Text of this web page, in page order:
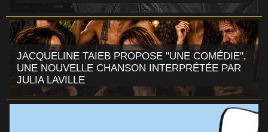
JACQUELINE TAIEB PROPOSE "UNE COMÉDIE",
UNE NOUVELLE CHANSON INTERPRÉTÉE PAR
JULIA LAVILLE